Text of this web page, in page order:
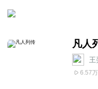
凡人
王
6.57万